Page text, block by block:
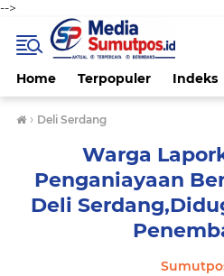
-->
Home Terpopuler Indeks
› Deli Serdang
Warga
Penganiayaan
Deli